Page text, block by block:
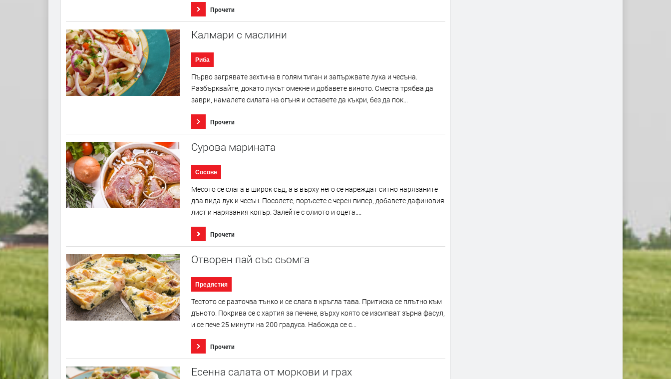
Прочети
Калмари с маслини
Риба
Първо загрявате зехтина в голям тиган и запържвате лука и чесъна.
Разбърквайте, докато лукът омекне и добавете виното. Сместа трябва да
заври, намалете силата на огъня и оставете да къкри, без да пок...
Прочети
Сурова марината
Сосове
Месото се слага в широк съд, а в върху него се нареждат ситно нарязаните
два вида лук и чесън. Посолете, поръсете с черен пипер, добавете дафиновия
лист и нарязания копър. Залейте с олиото и оцета....
Прочети
Отворен пай със сьомга
Предястия
Тестото се разточва тънко и се слага в кръгла тава. Притиска се плътно към
дъното. Покрива се с хартия за печене, върху която се изсипват зърна фасул,
и се пече 25 минути на 200 градуса. Набожда се с...
Прочети
Есенна салата от моркови и грах